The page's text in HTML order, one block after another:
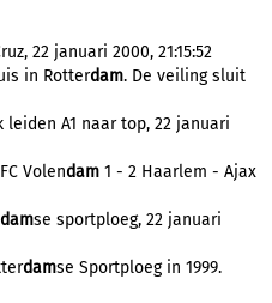
22 januari 2000, 21:15:52
in Rotterdam. De veiling sluit
A1 naar top, 22 januari
Volendam 1 - 2 Haarlem - Ajax
damse sportploeg, 22 januari
damse Sportploeg in 1999.